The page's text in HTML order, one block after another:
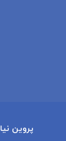
پروین نیا